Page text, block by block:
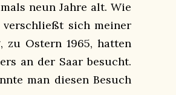
neun Jahre alt. Wie
sich meiner
zu Ostern 1965, hatten
an der Saar besucht.
man diesen Besuch